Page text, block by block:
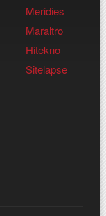
Meridies
Maraltro
Hitekno
Sitelapse